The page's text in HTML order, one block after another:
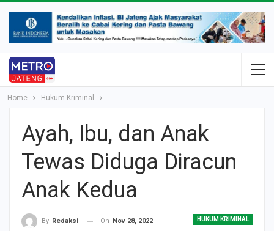
Home Hukum Kriminal
Ayah, Ibu, dan Anak
Tewas Diduga Diracun
Anak Kedua
HUKUM KRIMINAL
By Redaksi On Nov 28, 2022